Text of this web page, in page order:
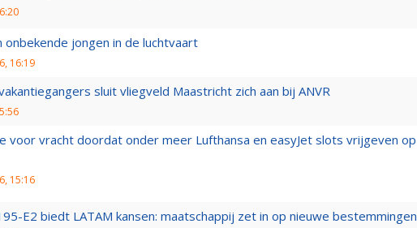
onbekende jongen in de luchtvaart
16:19
sluit vliegveld Maastricht zich aan bij ANVR
voor vracht doordat onder meer Lufthansa en easyJet slots vrijgeven op
15:16
E2 biedt LATAM kansen: maatschappij zet in op nieuwe bestemmingen